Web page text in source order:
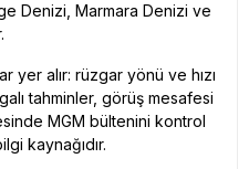
Denizi, Marmara Denizi ve
yer alır: rüzgar yönü ve hızı
tahminler, görüş mesafesi
MGM bültenini kontrol
kaynağıdır.